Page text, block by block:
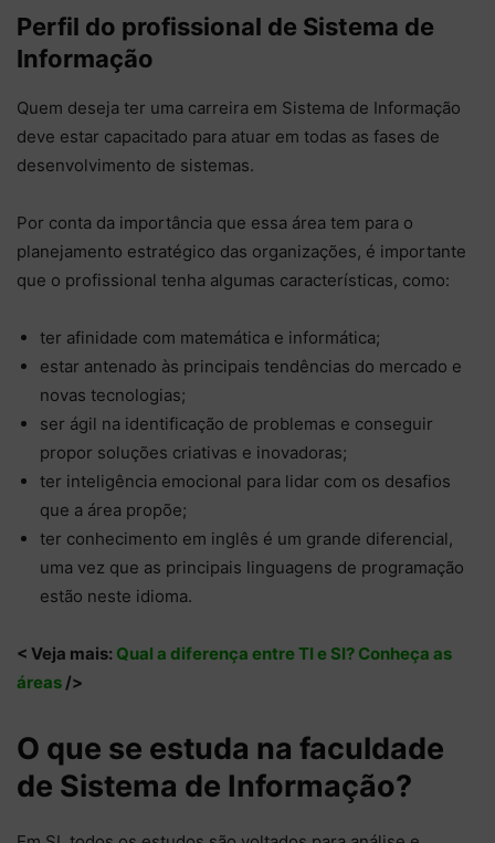
Perfil do profissional de Sistema de
Informação
Quem deseja ter uma carreira em Sistema de Informação
deve estar capacitado para atuar em todas as fases de
desenvolvimento de sistemas.
Por conta da importância que essa área tem para o
planejamento estratégico das organizações, é importante
que o profissional tenha algumas características, como:
ter afinidade com matemática e informática;
estar antenado às principais tendências do mercado e
novas tecnologias;
ser ágil na identificação de problemas e conseguir
propor soluções criativas e inovadoras;
ter inteligência emocional para lidar com os desafios
que a área propõe;
ter conhecimento em inglês é um grande diferencial,
uma vez que as principais linguagens de programação
estão neste idioma.
< Veja mais: Qual a diferença entre TI e SI? Conheça as
áreas />
O que se estuda na faculdade
de Sistema de Informação?